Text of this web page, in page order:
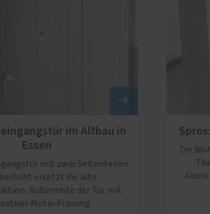
im Altbau in
Essen
mit zwei Seitenteilen
ersetzt die alte
Außenseite der Tür mit
Motiv-Fräsung.
Die